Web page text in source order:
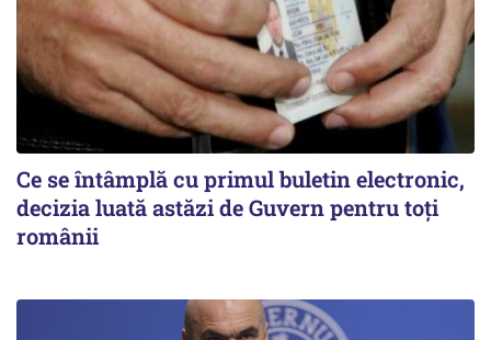
Ce se întâmplă cu primul buletin electronic,
decizia luată astăzi de Guvern pentru toți
românii